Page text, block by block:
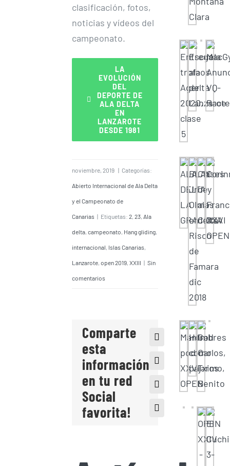
clasificación, fotos,
noticias y vídeos del
campeonato.
LA
EVOLUCIÓN
DEL
DEPORTE DE
ALA DELTA
EN
LANZAROTE
DESDE 1981
noviembre, 2019 | Categorías:
Abierto Internacional de Ala Delta
y el Campeonato de
Canarias | Etiquetas: 2, 23, Ala
delta, campeonato, Hang gliding,
internacional, Islas Canarias,
Lanzarote, open 2019, XXIII | Sin
comentarios
Comparte
esta
información
en tu red
Social
favorita!
Facebook
X
LinkedIn
Correo